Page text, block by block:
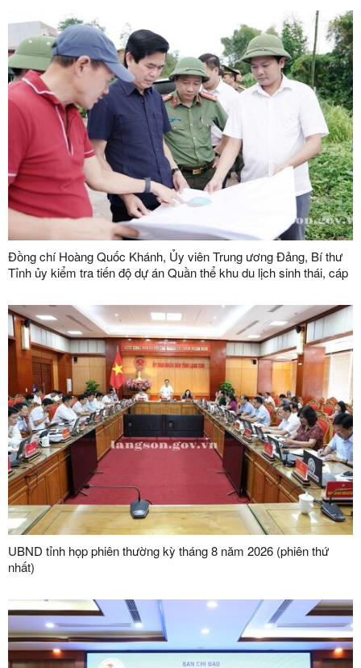
Đồng chí Hoàng Quốc Khánh, Ủy viên Trung ương Đảng, Bí thư
Tỉnh ủy kiểm tra tiến độ dự án Quần thể khu du lịch sinh thái, cáp
UBND tỉnh họp phiên thường kỳ tháng 8 năm 2026 (phiên thứ
nhất)